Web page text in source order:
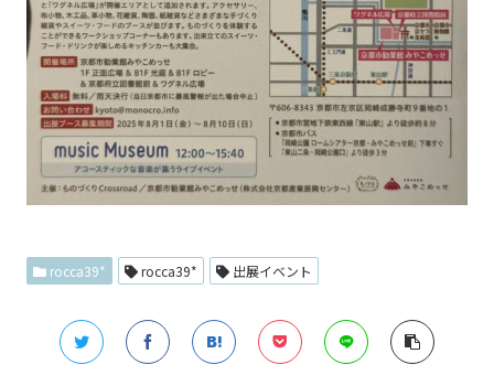
rocca39* rocca39* 出展イベント